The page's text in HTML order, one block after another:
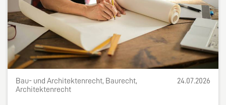
Bau- und Architektenrecht, Baurecht,
Architektenrecht
24.07.2026